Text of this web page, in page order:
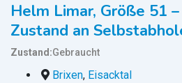
Helm Limar, Größe 51
Zustand an
Zustand Gebraucht
Brixen, Eisacktal